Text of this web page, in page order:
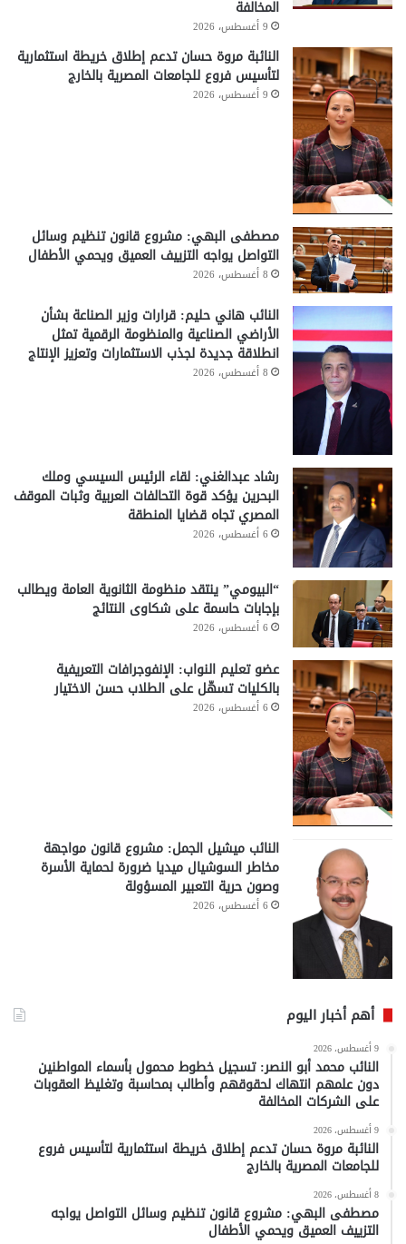
المخالفة
9 أغسطس، 2026
النائبة مروة حسان تدعم إطلاق خريطة استثمارية
لتأسيس فروع للجامعات المصرية بالخارج
9 أغسطس، 2026
مصطفى البهي: مشروع قانون تنظيم وسائل
التواصل يواجه التزييف العميق ويحمي الأطفال
8 أغسطس، 2026
النائب هاني حليم: قرارات وزير الصناعة بشأن
الأراضي الصناعية والمنظومة الرقمية تمثل
انطلاقة جديدة لجذب الاستثمارات وتعزيز الإنتاج
8 أغسطس، 2026
رشاد عبدالغني: لقاء الرئيس السيسي وملك
البحرين يؤكد قوة التحالفات العربية وثبات الموقف
المصري تجاه قضايا المنطقة
6 أغسطس، 2026
“البيومي” ينتقد منظومة الثانوية العامة ويطالب
بإجابات حاسمة على شكاوى النتائج
6 أغسطس، 2026
عضو تعليم النواب: الإنفوجرافات التعريفية
بالكليات تسهّل على الطلاب حسن الاختيار
6 أغسطس، 2026
النائب ميشيل الجمل: مشروع قانون مواجهة
مخاطر السوشيال ميديا ضرورة لحماية الأسرة
وصون حرية التعبير المسؤولة
6 أغسطس، 2026
أهم أخبار اليوم
9 أغسطس، 2026
النائب محمد أبو النصر: تسجيل خطوط محمول بأسماء المواطنين
دون علمهم انتهاك لحقوقهم وأطالب بمحاسبة وتغليظ العقوبات
على الشركات المخالفة
9 أغسطس، 2026
النائبة مروة حسان تدعم إطلاق خريطة استثمارية لتأسيس فروع
للجامعات المصرية بالخارج
8 أغسطس، 2026
مصطفى البهي: مشروع قانون تنظيم وسائل التواصل يواجه
التزييف العميق ويحمي الأطفال